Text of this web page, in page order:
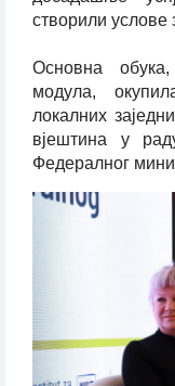
створили услове
Основна
модула,
локалних
вјештина у
Федералног